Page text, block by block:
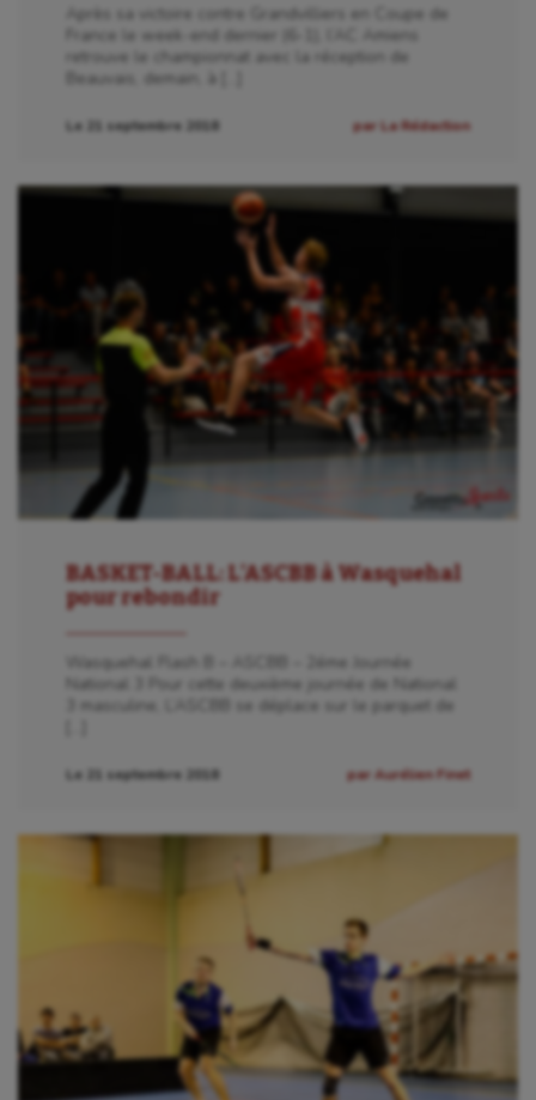
Après sa victoire contre Grandvilliers en Coupe de
France le week-end dernier (6-1), l’AC Amiens
retrouve le championnat avec la réception de
Beauvais, demain, à […]
Le 21 septembre 2018 par La Rédaction
BASKET-BALL: L’ASCBB à Wasquehal
pour rebondir
Wasquehal Flash B – ASCBB – 2éme Journée
National 3 Pour cette deuxième journée de National
3 masculine, L’ASCBB se déplace sur le parquet de
Le 21 septembre 2018 par Aurélien Finet